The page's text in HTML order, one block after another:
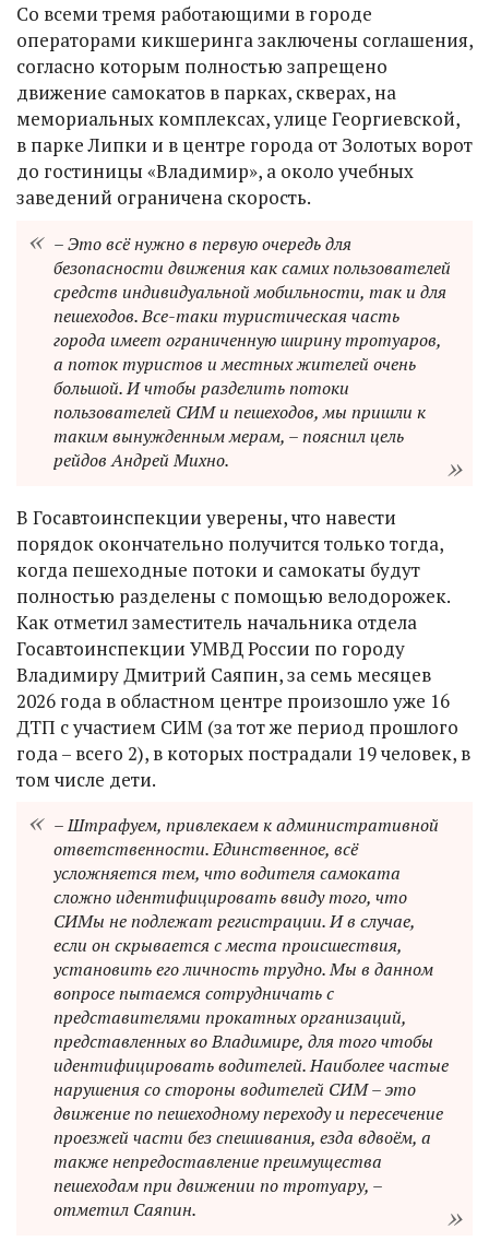
Со всеми тремя работающими в городе
операторами кикшеринга заключены соглашения,
согласно которым полностью запрещено
движение самокатов в парках, скверах, на
мемориальных комплексах, улице Георгиевской,
в парке Липки и в центре города от Золотых ворот
до гостиницы «Владимир», а около учебных
заведений ограничена скорость.
– Это всё нужно в первую очередь для
безопасности движения как самих пользователей
средств индивидуальной мобильности, так и для
пешеходов. Все-таки туристическая часть
города имеет ограниченную ширину тротуаров,
а поток туристов и местных жителей очень
большой. И чтобы разделить потоки
пользователей СИМ и пешеходов, мы пришли к
таким вынужденным мерам, – пояснил цель
рейдов Андрей Михно.
В Госавтоинспекции уверены, что навести
порядок окончательно получится только тогда,
когда пешеходные потоки и самокаты будут
полностью разделены с помощью велодорожек.
Как отметил заместитель начальника отдела
Госавтоинспекции УМВД России по городу
Владимиру Дмитрий Саяпин, за семь месяцев
2026 года в областном центре произошло уже 16
ДТП с участием СИМ (за тот же период прошлого
года – всего 2), в которых пострадали 19 человек, в
том числе дети.
– Штрафуем, привлекаем к административной
ответственности. Единственное, всё
усложняется тем, что водителя самоката
сложно идентифицировать ввиду того, что
СИМы не подлежат регистрации. И в случае,
если он скрывается с места происшествия,
установить его личность трудно. Мы в данном
вопросе пытаемся сотрудничать с
представителями прокатных организаций,
представленных во Владимире, для того чтобы
идентифицировать водителей. Наиболее частые
нарушения со стороны водителей СИМ – это
движение по пешеходному переходу и пересечение
проезжей части без спешивания, езда вдвоём, а
также непредоставление преимущества
пешеходам при движении по тротуару, –
отметил Саяпин.